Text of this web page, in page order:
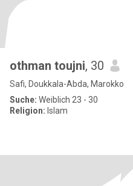
othman toujni, 30
Safi, Doukkala-Abda, Marokko
Suche: Weiblich 23 - 30
Religion: Islam